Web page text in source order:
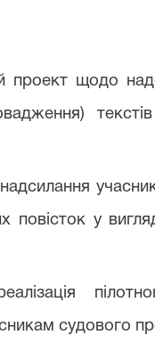
проект щодо
судового